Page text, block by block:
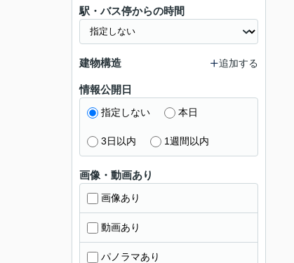
駅・バス停からの時間
建物構造 追加する
情報公開日
指定しない 本日
3日以内 1週間以内
画像・動画あり
画像あり
動画あり
パノラマあり